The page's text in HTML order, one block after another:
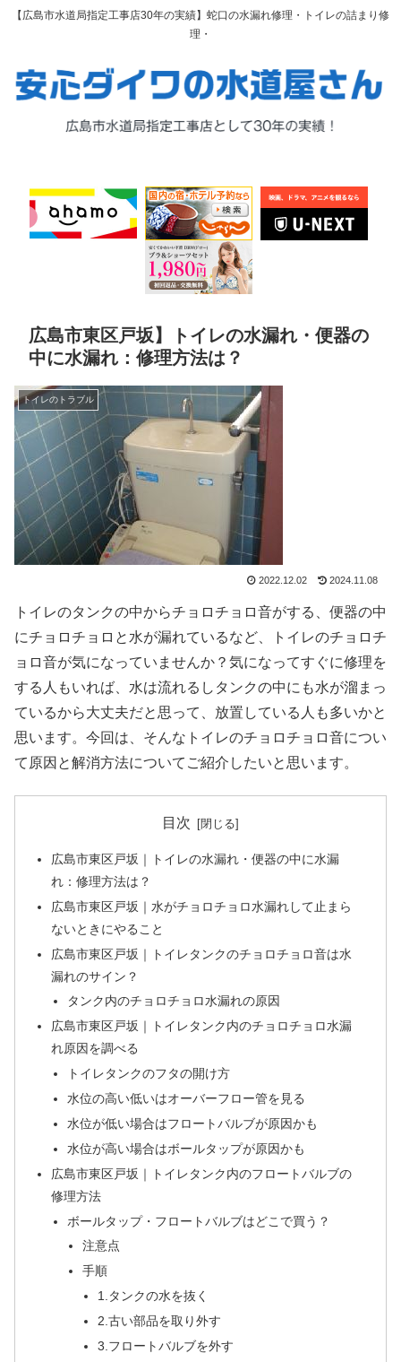
【広島市水道局指定工事店30年の実績】蛇口の水漏れ修理・トイレの詰まり修
理・
広島市東区戸坂】トイレの水漏れ・便器の
中に水漏れ：修理方法は？
トイレのトラブル
2022.12.02 2024.11.08
トイレのタンクの中からチョロチョロ音がする、便器の中
にチョロチョロと水が漏れているなど、トイレのチョロチ
ョロ音が気になっていませんか？気になってすぐに修理を
する人もいれば、水は流れるしタンクの中にも水が溜まっ
ているから大丈夫だと思って、放置している人も多いかと
思います。今回は、そんなトイレのチョロチョロ音につい
て原因と解消方法についてご紹介したいと思います。
目次
広島市東区戸坂｜トイレの水漏れ・便器の中に水漏
れ：修理方法は？
広島市東区戸坂｜水がチョロチョロ水漏れして止まら
ないときにやること
広島市東区戸坂｜トイレタンクのチョロチョロ音は水
漏れのサイン？
タンク内のチョロチョロ水漏れの原因
広島市東区戸坂｜トイレタンク内のチョロチョロ水漏
れ原因を調べる
トイレタンクのフタの開け方
水位の高い低いはオーバーフロー管を見る
水位が低い場合はフロートバルブが原因かも
水位が高い場合はボールタップが原因かも
広島市東区戸坂｜トイレタンク内のフロートバルブの
修理方法
ボールタップ・フロートバルブはどこで買う？
注意点
手順
1.タンクの水を抜く
2.古い部品を取り外す
3.フロートバルブを外す